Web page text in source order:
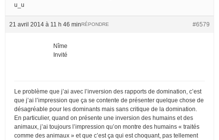
u_u
21 avril 2014 à 11 h 46 min #6579
RÉPONDRE
Nîme
Invité
Le problème que j’ai avec l’inversion des rapports de domination, c’est
que j’ai l’impression que ça se contente de présenter quelque chose de
désagréable pour les dominants mais sans critique de la domination.
En particulier, quand on présente une inversion des humains et des
animaux, j’ai toujours l’impression qu’on montre des humains « traités
comme des animaux » et que c’est ça qui est choquant, pas tellement